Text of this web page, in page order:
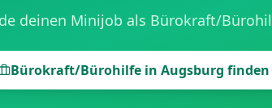
deinen Minijob als Bürokraft/
Bürokraft/Bürohilfe in Augsburg finden